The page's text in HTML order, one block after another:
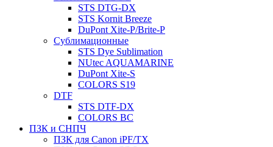
STS DTG-DX
STS Kornit Breeze
DuPont Xite-P/Brite-P
Сублимационные
STS Dye Sublimation
NUtec AQUAMARINE
DuPont Xite-S
COLORS S19
DTF
STS DTF-DX
COLORS BC
ПЗК и СНПЧ
ПЗК для Canon iPF/TX